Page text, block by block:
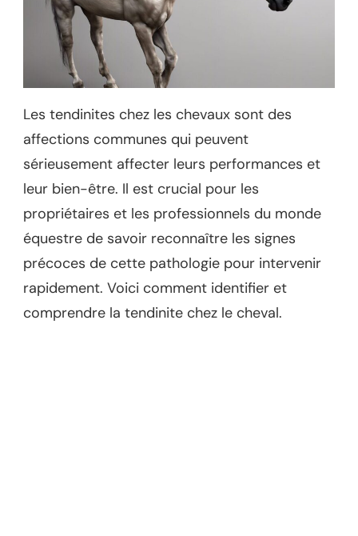
Les tendinites chez les chevaux sont des
affections communes qui peuvent
sérieusement affecter leurs performances et
leur bien-être. Il est crucial pour les
propriétaires et les professionnels du monde
équestre de savoir reconnaître les signes
précoces de cette pathologie pour intervenir
rapidement. Voici comment identifier et
comprendre la tendinite chez le cheval.